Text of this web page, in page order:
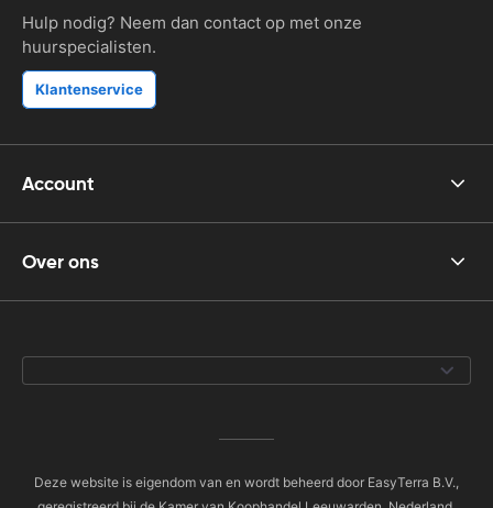
Hulp nodig? Neem dan contact op met onze
huurspecialisten.
Klantenservice
Account
Over ons
Deze website is eigendom van en wordt beheerd door EasyTerra B.V.,